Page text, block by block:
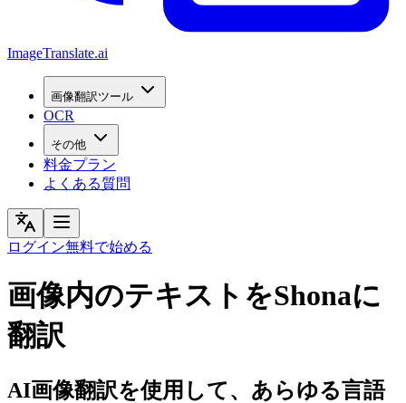
ImageTranslate.ai
画像翻訳ツール
OCR
その他
料金プラン
よくある質問
ログイン無料で始める
画像内のテキストをShonaに
翻訳
AI画像翻訳を使用して、あらゆる言語